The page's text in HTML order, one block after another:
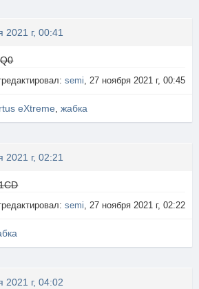
2021 г, 00:41
semi, 27 ноября 2021 г, 00:45
eXtreme жабка
2021 г, 02:21
semi, 27 ноября 2021 г, 02:22
2021 г, 04:02